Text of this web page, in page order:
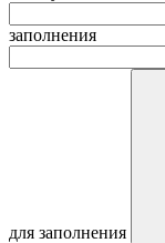
заполнения
для заполнения